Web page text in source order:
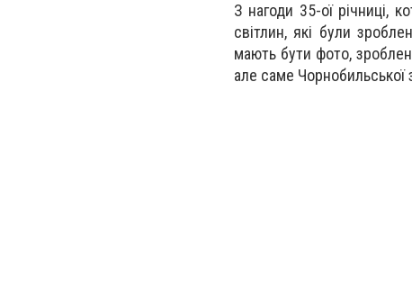
З нагоди 35-ої річниці,
світлин, які були
мають бути фото,
але саме Чорнобильської